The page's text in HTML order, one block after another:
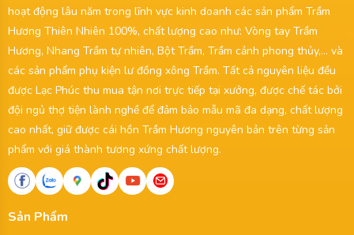
hoạt động lâu năm trong lĩnh vực kinh doanh các sản phẩm Trầm
Hương Thiên Nhiên 100%, chất lượng cao như: Vòng tay Trầm
Hương, Nhang Trầm tự nhiên, Bột Trầm, Trầm cảnh phong thủy,... và
các sản phẩm phụ kiện lư đồng xông Trầm. Tất cả nguyên liệu đều
được Lạc Phúc thu mua tận nơi trực tiếp tại xưởng, được chế tác bởi
đội ngủ thợ tiện lành nghề để đảm bảo mẫu mã đa dạng, chất lượng
cao nhất, giữ được cái hồn Trầm Hương nguyên bản trên từng sản
phẩm với giá thành tương xứng chất lượng.
Sản Phẩm